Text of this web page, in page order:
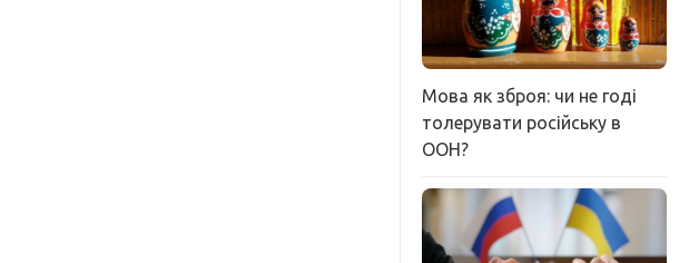
Мова як зброя: чи не годі
толерувати російську в
ООН?